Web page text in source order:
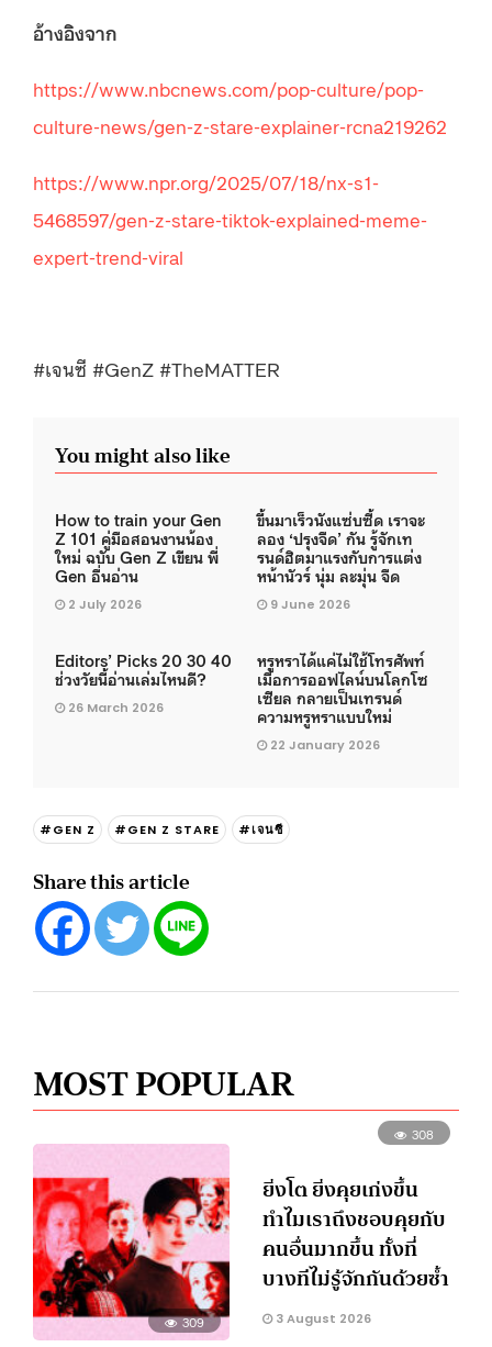
อ้างอิงจาก
https://www.nbcnews.com/pop-culture/pop-
culture-news/gen-z-stare-explainer-rcna219262
https://www.npr.org/2025/07/18/nx-s1-
5468597/gen-z-stare-tiktok-explained-meme-
expert-trend-viral
#เจนซี #GenZ #TheMATTER
You might also like
How to train your Gen
Z 101 คู่มือสอนงานน้อง
ใหม่ ฉบับ Gen Z เขียน พี่
Gen อื่นอ่าน
2 July 2026
ขึ้นมาเร็วนังแซ่บซี้ด เราจะ
ลอง ‘ปรุงจืด’ กัน รู้จักเท
รนด์ฮิตมาแรงกับการแต่ง
หน้านัวร์ นุ่ม ละมุ่น จืด
9 June 2026
Editors’ Picks 20 30 40
ช่วงวัยนี้อ่านเล่มไหนดี?
26 March 2026
หรูหราได้แค่ไม่ใช้โทรศัพท์
เมื่อการออฟไลน์บนโลกโซ
เซียล กลายเป็นเทรนด์
ความหรูหราแบบใหม่
22 January 2026
#GEN Z #GEN Z STARE #เจนซี
Share this article
MOST POPULAR
309
308
ยิ่งโต ยิ่งคุยเก่งขึ้น
ทำไมเราถึงชอบคุยกับ
คนอื่นมากขึ้น ทั้งที่
บางทีไม่รู้จักกันด้วยซ้ำ
3 August 2026